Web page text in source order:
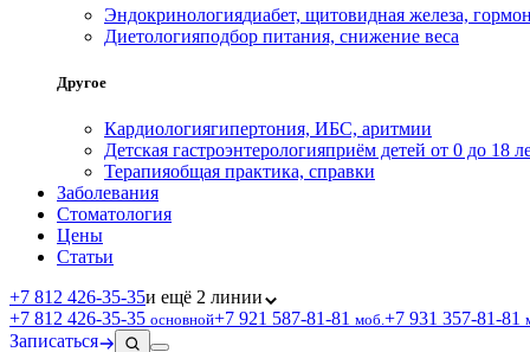
Эндокринологиядиабет, щитовидная железа,
Диетологияподбор питания, снижение веса
Другое
Кардиологиягипертония, ИБС, аритмии
Детская гастроэнтерологияприём детей от 0 до 18
Терапияобщая практика, справки
Заболевания
Стоматология
Цены
Статьи
+7 812 426‑35‑35и ещё 2 линии
+7 812 426‑35‑35 основной+7 921 587‑81‑81 моб.+7 931 357‑81‑81
Записаться